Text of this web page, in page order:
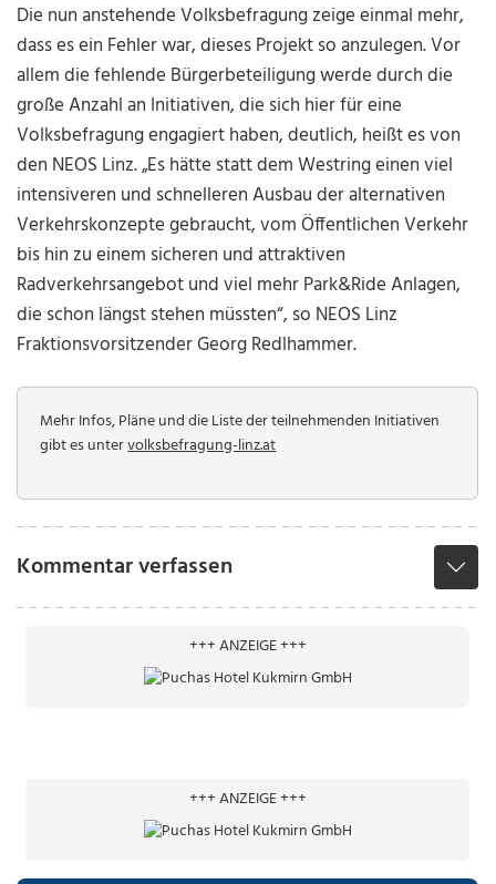
Die nun anstehende Volksbefragung zeige einmal mehr,
dass es ein Fehler war, dieses Projekt so anzulegen. Vor
allem die fehlende Bürgerbeteiligung werde durch die
große Anzahl an Initiativen, die sich hier für eine
Volksbefragung engagiert haben, deutlich, heißt es von
den NEOS Linz. „Es hätte statt dem Westring einen viel
intensiveren und schnelleren Ausbau der alternativen
Verkehrskonzepte gebraucht, vom Öffentlichen Verkehr
bis hin zu einem sicheren und attraktiven
Radverkehrsangebot und viel mehr Park&Ride Anlagen,
die schon längst stehen müssten“, so NEOS Linz
Fraktionsvorsitzender Georg Redlhammer.
Mehr Infos, Pläne und die Liste der teilnehmenden Initiativen
gibt es untervolksbefragung-linz.at
Kommentar verfassen
+++ ANZEIGE +++
+++ ANZEIGE +++